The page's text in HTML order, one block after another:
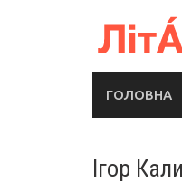
ГОЛОВНА
Ігор